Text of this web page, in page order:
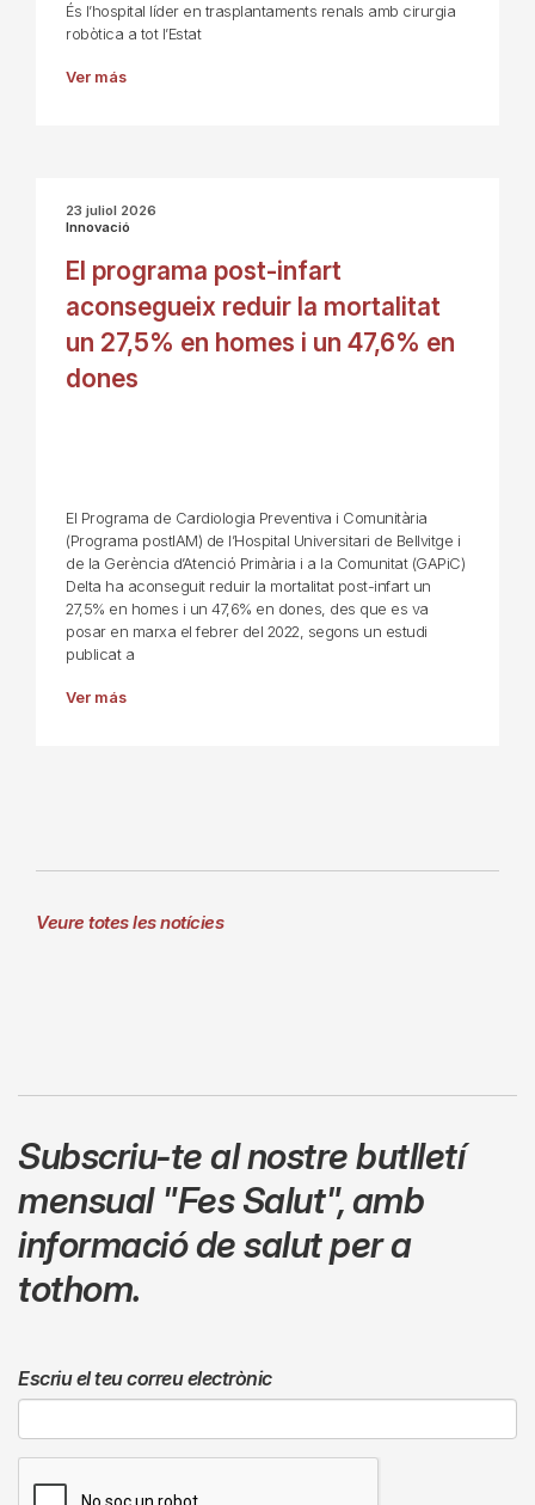
És l’hospital líder en trasplantaments renals amb cirurgia
robòtica a tot l’Estat
Ver más
23 juliol 2026
Innovació
El programa post-infart
aconsegueix reduir la mortalitat
un 27,5% en homes i un 47,6% en
dones
El Programa de Cardiologia Preventiva i Comunitària
(Programa postIAM) de l’Hospital Universitari de Bellvitge i
de la Gerència d’Atenció Primària i a la Comunitat (GAPiC)
Delta ha aconseguit reduir la mortalitat post-infart un
27,5% en homes i un 47,6% en dones, des que es va
posar en marxa el febrer del 2022, segons un estudi
publicat a
Ver más
Veure totes les notícies
Subscriu-te al nostre butlletí
mensual "Fes Salut",amb
informació de salut per a
tothom.
Escriu el teu correu electrònic